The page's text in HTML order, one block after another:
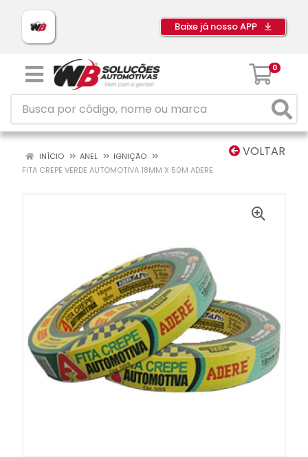
Baixe já nosso APP
0
VOLTAR
INÍCIO ANEL
IGNIÇÃO
FITA CREPE VERDE AUTOMOTIVA 18MM X 50M ADERE